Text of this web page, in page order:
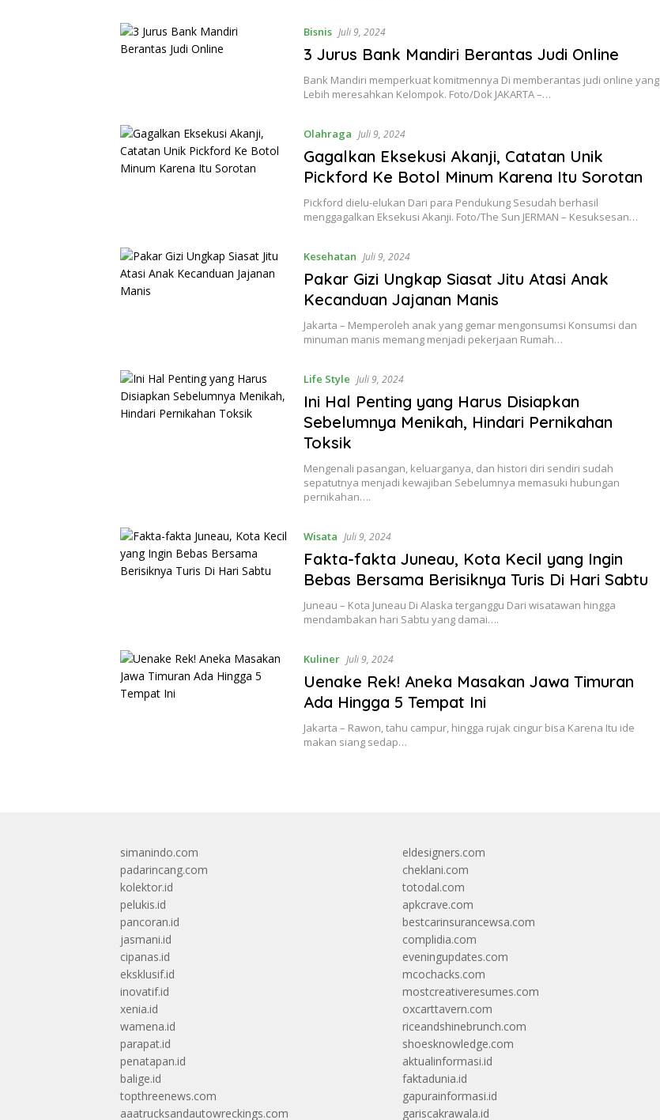
Bisnis Juli 9, 2024
3 Jurus Bank Mandiri Berantas Judi Online
Bank Mandiri memperkuat komitmennya Di memberantas judi online yang
Lebih meresahkan Kelompok. Foto/Dok JAKARTA –…
Olahraga Juli 9, 2024
Gagalkan Eksekusi Akanji, Catatan Unik
Pickford Ke Botol Minum Karena Itu Sorotan
Pickford dielu-elukan Dari para Pendukung Sesudah berhasil
menggagalkan Eksekusi Akanji. Foto/The Sun JERMAN – Kesuksesan…
Kesehatan Juli 9, 2024
Pakar Gizi Ungkap Siasat Jitu Atasi Anak
Kecanduan Jajanan Manis
Jakarta – Memperoleh anak yang gemar mengonsumsi Konsumsi dan
minuman manis memang menjadi pekerjaan Rumah…
Life Style Juli 9, 2024
Ini Hal Penting yang Harus Disiapkan
Sebelumnya Menikah, Hindari Pernikahan
Toksik
Mengenali pasangan, keluarganya, dan histori diri sendiri sudah
sepatutnya menjadi kewajiban Sebelumnya memasuki hubungan
pernikahan….
Wisata Juli 9, 2024
Fakta-fakta Juneau, Kota Kecil yang Ingin
Bebas Bersama Berisiknya Turis Di Hari Sabtu
Juneau – Kota Juneau Di Alaska terganggu Dari wisatawan hingga
mendambakan hari Sabtu yang damai….
Kuliner Juli 9, 2024
Uenake Rek! Aneka Masakan Jawa Timuran
Ada Hingga 5 Tempat Ini
Jakarta – Rawon, tahu campur, hingga rujak cingur bisa Karena Itu ide
makan siang sedap…
simanindo.com
padarincang.com
kolektor.id
pelukis.id
pancoran.id
jasmani.id
cipanas.id
eksklusif.id
inovatif.id
xenia.id
wamena.id
parapat.id
penatapan.id
balige.id
topthreenews.com
aaatrucksandautowreckings.com
eldesigners.com
cheklani.com
totodal.com
apkcrave.com
bestcarinsurancewsa.com
complidia.com
eveningupdates.com
mcochacks.com
mostcreativeresumes.com
oxcarttavern.com
riceandshinebrunch.com
shoesknowledge.com
aktualinformasi.id
faktadunia.id
gapurainformasi.id
gariscakrawala.id